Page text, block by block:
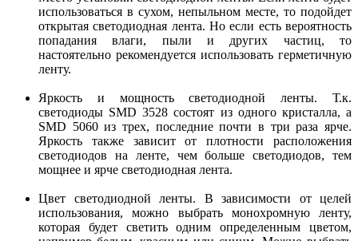
использоваться в сухом, непыльном месте, то подойдет
открытая светодиодная лента. Но если есть вероятность
попадания влаги, пыли и других частиц, то
настоятельно рекомендуется использовать герметичную
ленту.
Яркость и мощность светодиодной ленты. Т.к.
светодиоды SMD 3528 состоят из одного кристалла, а
SMD 5060 из трех, последние почти в три раза ярче.
Яркость также зависит от плотности расположения
светодиодов на ленте, чем больше светодиодов, тем
мощнее и ярче светодиодная лента.
Цвет светодиодной ленты. В зависимости от целей
использования, можно выбрать монохромную ленту,
которая будет светить одним определенным цветом,